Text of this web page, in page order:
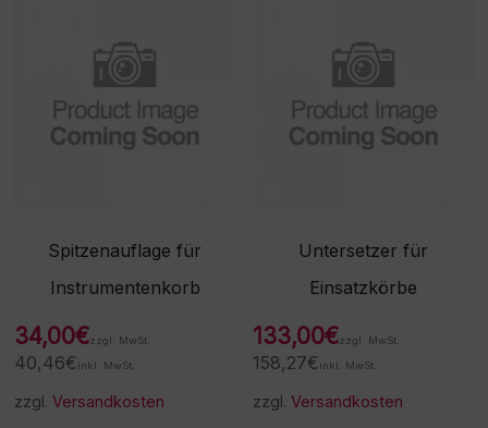
Spitzenauflage für
Instrumentenkorb
34,00€zzgl. MwSt.
40,46€ inkl. MwSt.
zzgl.Versandkosten
Untersetzer für
Einsatzkörbe
133,00€zzgl. MwSt.
158,27€ inkl. MwSt.
zzgl.Versandkosten